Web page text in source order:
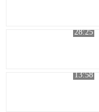
28:25
13:58